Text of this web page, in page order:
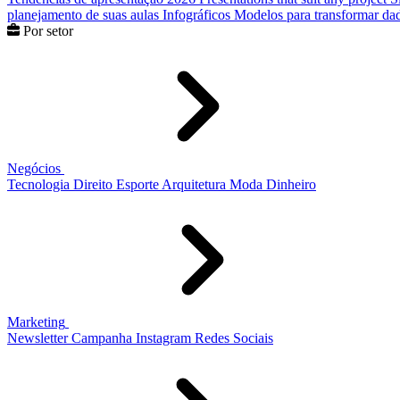
planejamento de suas aulas Infográficos Modelos para transformar
Por setor
Negócios
Tecnologia Direito Esporte Arquitetura Moda Dinheiro
Marketing
Newsletter Campanha Instagram Redes Sociais